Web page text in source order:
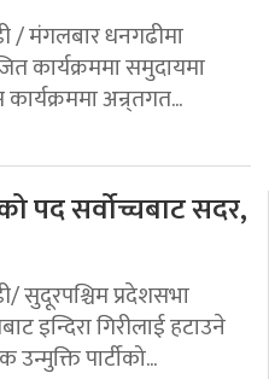
/ मंगलबार धनगढीमा
कार्यक्रममा समुदायमा
कार्यक्रममा अन्र्तगत...
पद सर्वोच्चबाट सदर,
सुदूरपश्चिम प्रदेशसभा
इन्दिरा गिरीलाई हटाउने
उन्मुक्ति पार्टीको...